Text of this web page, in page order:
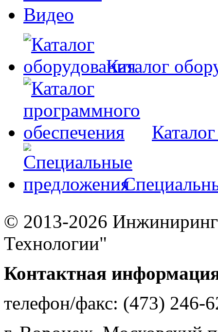
Видео
Каталог
© 2013-2026
Технологии"
Контактная
телефон/факс: (473) 246-